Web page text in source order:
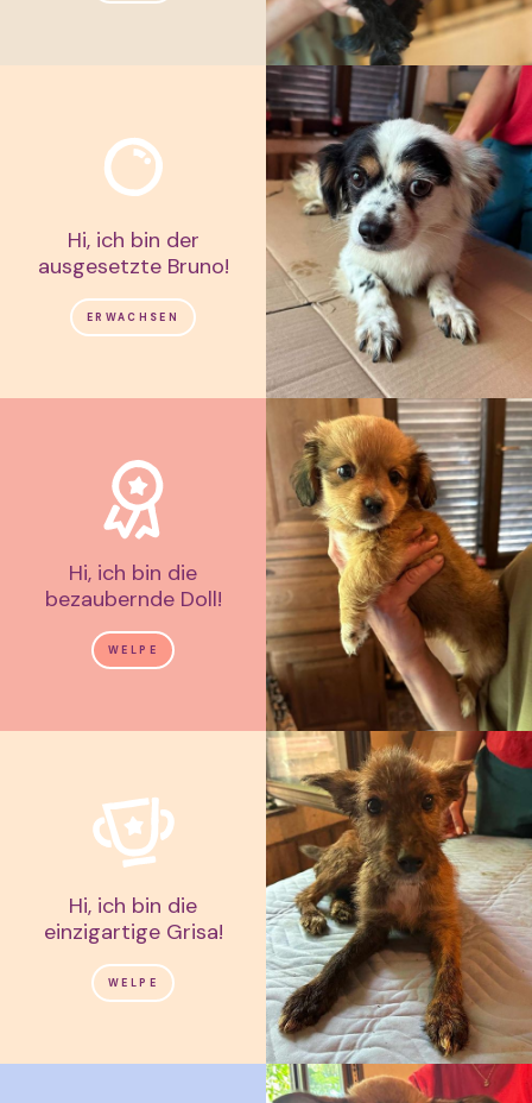
Hi, ich bin der
ausgesetzte Bruno!
ERWACHSEN
Hi, ich bin die
bezaubernde Doll!
WELPE
Hi, ich bin die
einzigartige Grisa!
WELPE